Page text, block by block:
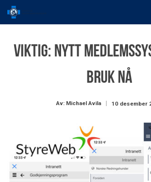
VIKTIG: Nytt
bruk nå
Av: Michael Avila 10 desember